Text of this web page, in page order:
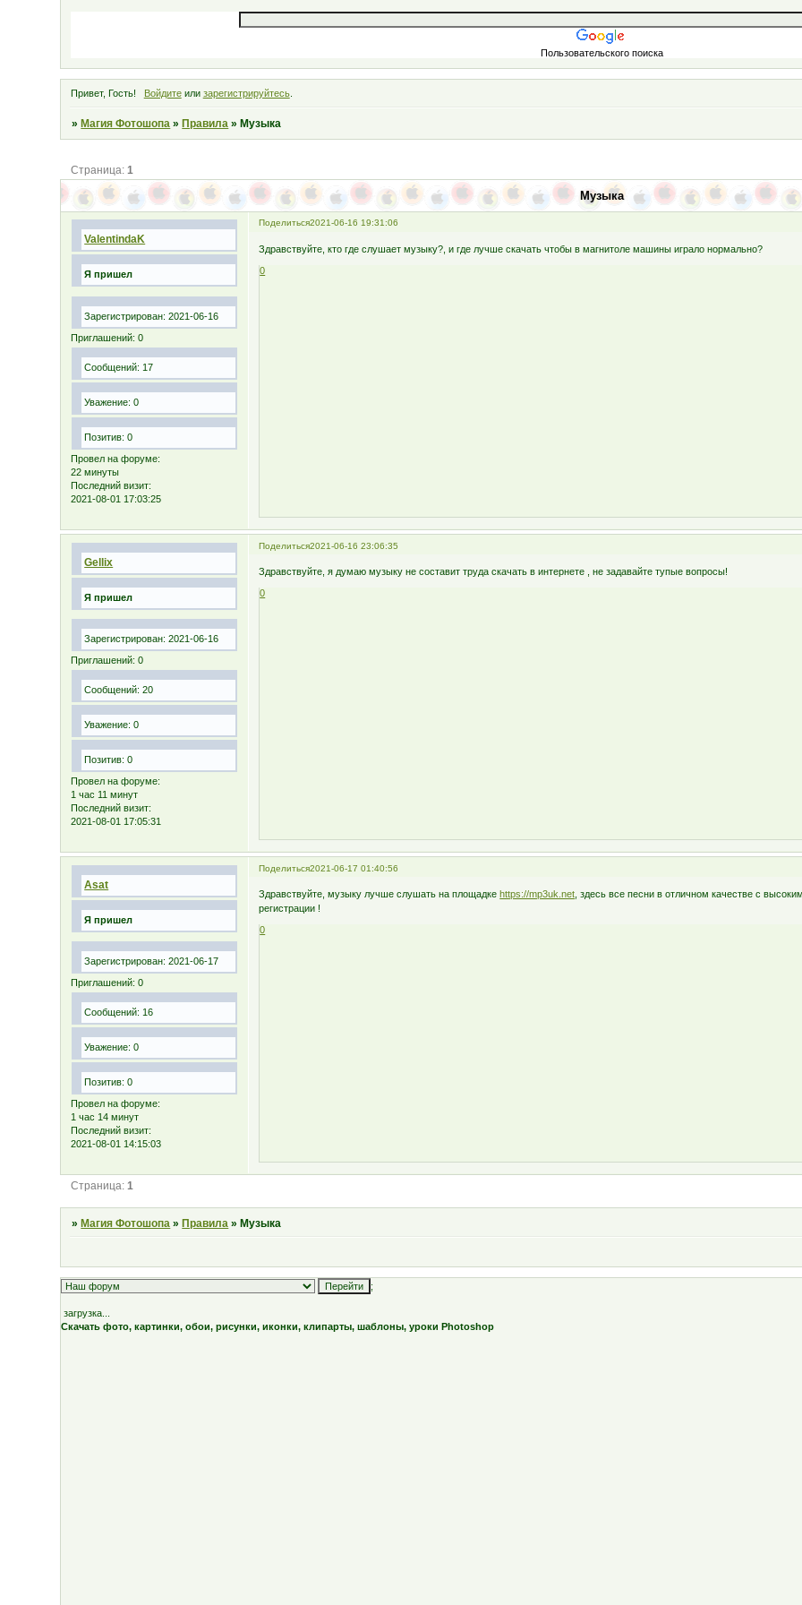
Пользовательского поиска
Привет, Гость! Войдитеили зарегистрируйтесь.
» Магия Фотошопа » Правила » Музыка
Музыка
Страница: 1
Поделиться2021-06-16 19:31:06
ValentindaK
Я пришел
Зарегистрирован: 2021-06-16
Приглашений: 0
Сообщений: 17
Уважение: 0
Позитив: 0
Провел на форуме:
22 минуты
Последний визит:
2021-08-01 17:03:25
Здравствуйте, кто где слушает музыку?, и где лучше скачать чтобы в магнитоле машины играло нормально?
0
Поделиться2021-06-16 23:06:35
Gellix
Я пришел
Зарегистрирован: 2021-06-16
Приглашений: 0
Сообщений: 20
Уважение: 0
Позитив: 0
Провел на форуме:
1 час 11 минут
Последний визит:
2021-08-01 17:05:31
Здравствуйте, я думаю музыку не составит труда скачать в интернете , не задавайте тупые вопросы!
0
Поделиться2021-06-17 01:40:56
Asat
Я пришел
Зарегистрирован: 2021-06-17
Приглашений: 0
Сообщений: 16
Уважение: 0
Позитив: 0
Провел на форуме:
1 час 14 минут
Последний визит:
2021-08-01 14:15:03
Здравствуйте, музыку лучше слушать на площадке https://mp3uk.net , здесь все песни в отличном качестве с
регистрации !
0
Страница:1
»Магия Фотошопа »Правила »Музыка
;
загрузка...
Скачать фото, картинки, обои, рисунки, иконки, клипарты, шаблоны, уроки Photoshop